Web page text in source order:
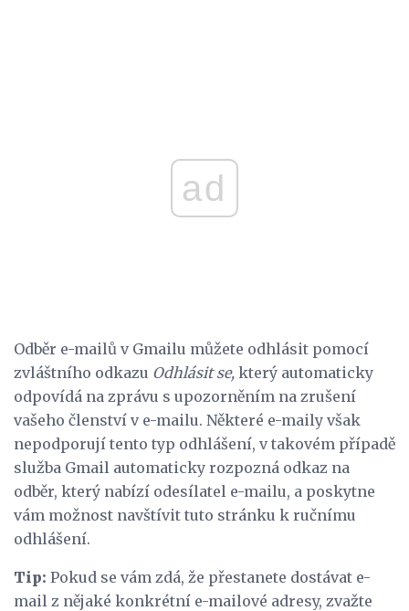
ad
Odběr e-mailů v Gmailu můžete odhlásit pomocí
zvláštního odkazu Odhlásit se, který automaticky
odpovídá na zprávu s upozorněním na zrušení
vašeho členství v e-mailu. Některé e-maily však
nepodporují tento typ odhlášení, v takovém případě
služba Gmail automaticky rozpozná odkaz na
odběr, který nabízí odesílatel e-mailu, a poskytne
vám možnost navštívit tuto stránku k ručnímu
odhlášení.
Tip: Pokud se vám zdá, že přestanete dostávat e-
mail z nějaké konkrétní e-mailové adresy, zvažte